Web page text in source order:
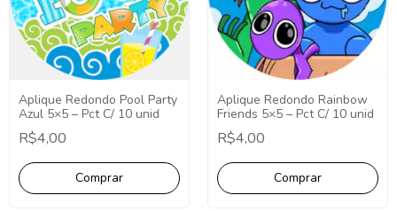
Aplique Redondo Pool Party
Azul 5×5 – Pct C/ 10 unid
R$4,00
Aplique Redondo Rainbow
Friends 5×5 – Pct C/ 10 unid
R$4,00